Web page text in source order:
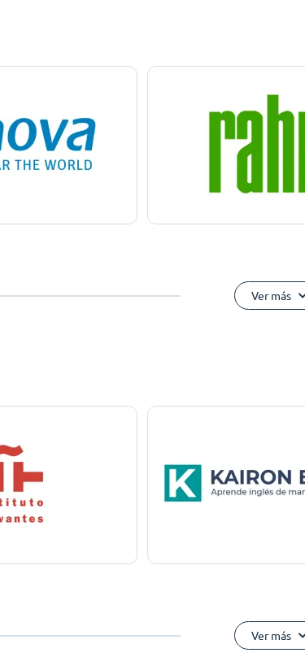
Ver más
Ver más